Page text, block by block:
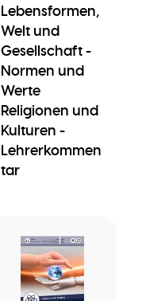
Lebensformen,
Welt und
Gesellschaft -
Normen und
Werte
Religionen und
Kulturen -
Lehrerkommen
tar